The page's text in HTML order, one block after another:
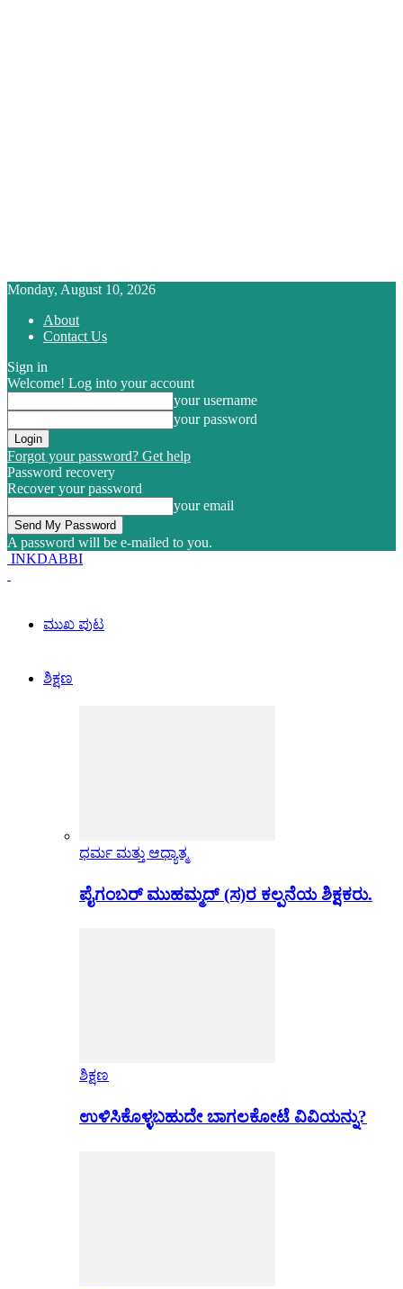
Monday, August 10, 2026
About
Contact Us
Sign in
Welcome! Log into your account
your username
your password
Forgot your password? Get help
Password recovery
Recover your password
your email
A password will be e-mailed to you.
INKDABBI
ಮುಖ ಪುಟ
ಶಿಕ್ಷಣ
ಧರ್ಮ ಮತ್ತು ಆಧ್ಯಾತ್ಮ
ಪೈಗಂಬರ್ ಮುಹಮ್ಮದ್ (ಸ)ರ ಕಲ್ಪನೆಯ ಶಿಕ್ಷಕರು.
ಶಿಕ್ಷಣ
ಉಳಿಸಿಕೊಳ್ಳಬಹುದೇ ಬಾಗಲಕೋಟೆ ವಿವಿಯನ್ನು?